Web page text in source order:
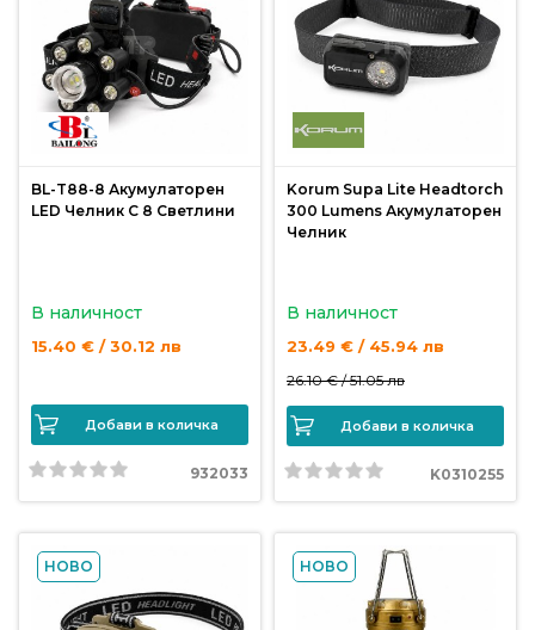
BL-T88-8 Акумулаторен
LED Челник С 8 Светлини
В наличност
15.40 € / 30.12 лв
Добави в количка
932033
Korum Supa Lite Headtorch
300 Lumens Акумулаторен
Челник
В наличност
23.49 € / 45.94 лв
26.10 € /51.05 лв
Добави в количка
K0310255
НОВО НОВО